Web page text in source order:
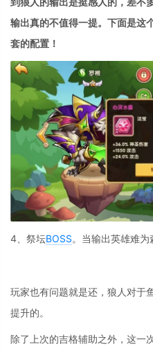
输出真的不值得一提。下面是这
套的配置！
4、祭坛BOSS。当输出英雄难为
玩家也有问题就是还，狼人对于
提升的。
除了上次的吉格辅助之外，这一